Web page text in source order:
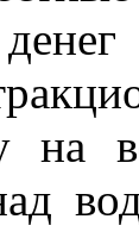
на